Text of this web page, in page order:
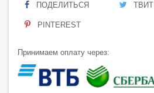
ПОДЕЛИТЬСЯ ТВИТ
PINTEREST
Принимаем оплату через: